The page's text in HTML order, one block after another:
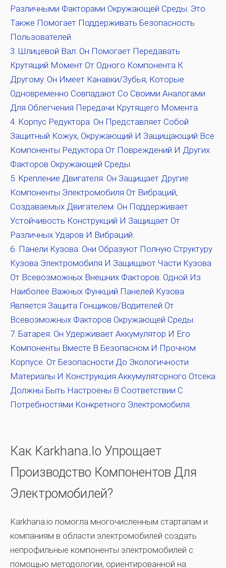
Различными Факторами Окружающей Среды. Это
Также Помогает Поддерживать Безопасность
Пользователей.
Шлицевой Вал: Он Помогает Передавать
Крутящий Момент От Одного Компонента К
Другому. Он Имеет Канавки/зубья, Которые
Одновременно Совпадают Со Своими Аналогами
Для Облегчения Передачи Крутящего Момента.
Корпус Редуктора: Он Представляет Собой
Защитный Кожух, Окружающий И Защищающий Все
Компоненты Редуктора От Повреждений И Других
Факторов Окружающей Среды.
Крепление Двигателя: Он Защищает Другие
Компоненты Электромобиля От Вибраций,
Создаваемых Двигателем. Он Поддерживает
Устойчивость Конструкций И Защищает От
Различных Ударов И Вибраций.
Панели Кузова: Они Образуют Полную Структуру
Кузова Электромобиля И Защищают Части Кузова
От Всевозможных Внешних Факторов. Одной Из
Наиболее Важных Функций Панелей Кузова
Является Защита Гонщиков/водителей От
Всевозможных Факторов Окружающей Среды.
Батарея: Он Удерживает Аккумулятор И Его
Компоненты Вместе В Безопасном И Прочном
Корпусе. От Безопасности До Экологичности
Материалы И Конструкция Аккумуляторного Отсека
Должны Быть Настроены В Соответствии С
Потребностями Конкретного Электромобиля.
Как Karkhana.io Упрощает
Производство Компонентов Для
Электромобилей?
Karkhana.io помогла многочисленным стартапам и
компаниям в области электромобилей создать
непрофильные компоненты электромобилей с
помощью методологии, ориентированной на